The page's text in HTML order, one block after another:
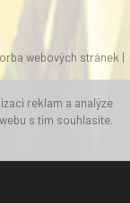
webových stránek |
reklam a analýze
s tím souhlasíte.